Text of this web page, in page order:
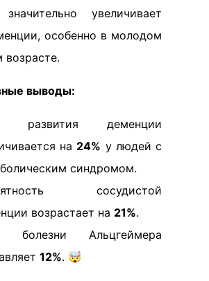
увеличивает
особенно в молодом
возрасте.
выводы:
развития деменции
на 24% у людей с
синдромом.
сосудистой
возрастает на 21%.
болезни Альцгеймера
12%. 🤯